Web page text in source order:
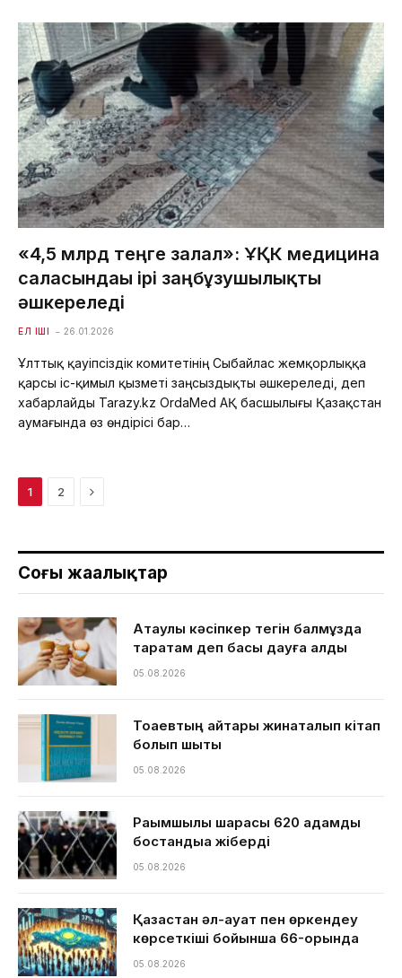
«4,5 млрд теңге залал»: ҰҚК медицина
саласындағы ірі заңбұзушылықты
әшкереледі
ЕЛ ІШІ 26.01.2026
Ұлттық қауіпсіздік комитетінің Сыбайлас жемқорлыққа
қарсы іс-қимыл қызметі заңсыздықты әшкереледі, деп
хабарлайды Tarazy.kz OrdaMed АҚ басшылығы Қазақстан
аумағында өз өндірісі бар…
1 2 Next
Соңғы жаңалықтар
Ақтаулық кәсіпкер тегін балмұздақ
таратам деп басы дауға қалды
05.08.2026
Тоқаевтың айтқары жинақталып кітап
болып шықты
05.08.2026
Рақымшылық шарасы 620 адамды
бостандыққа жіберді
05.08.2026
Қазақстан әл-ауқат пен өркендеу
көрсеткіші бойынша 66-орында
05.08.2026